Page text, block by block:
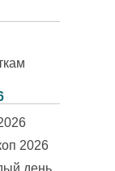
2026
день